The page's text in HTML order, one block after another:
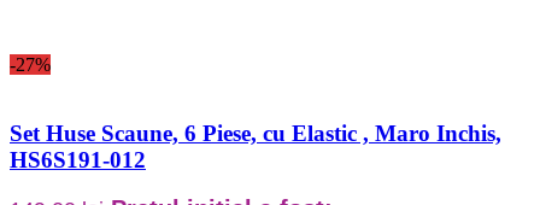
-27%
Set Huse Scaune, 6 Piese, cu Elastic , Maro Inchis,
HS6S191-012